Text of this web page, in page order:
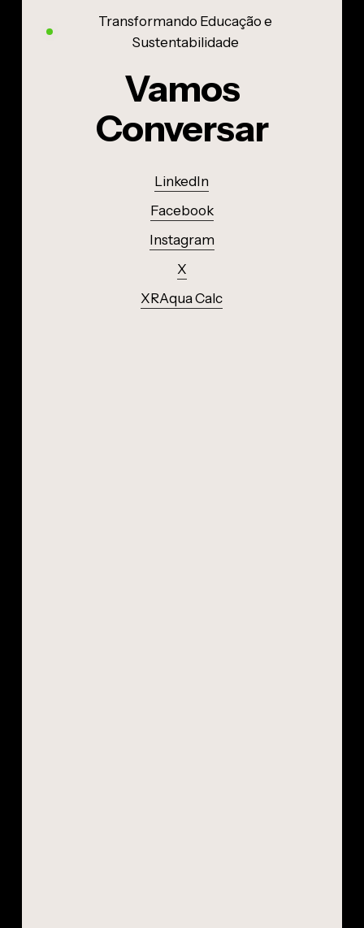
Transformando Educação e
Sustentabilidade
Vamos
Conversar
LinkedIn
Facebook
Instagram
X
XRAqua Calc